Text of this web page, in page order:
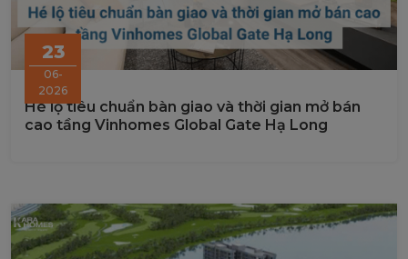
23
06-
2026
Hé lộ tiêu chuẩn bàn giao và thời gian mở bán
cao tầng Vinhomes Global Gate Hạ Long